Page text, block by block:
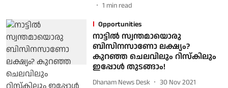
1 min read
Opportunities
നാട്ടില്‍ സ്വന്തമായൊരു
ബിസിനസാണോ ലക്ഷ്യം?
കുറഞ്ഞ ചെലവിലും റിസ്‌കിലും
ഇപ്പോള്‍ തുടങ്ങാം!
Dhanam News Desk
30 Nov 2021